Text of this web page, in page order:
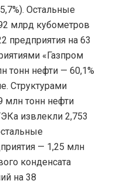
Остальные
млрд кубометров
предприятия на 63
«Газпром
тонн нефти — 60,1%
Структурами
млн тонн нефти
извлекли 2,753
— 1,25 млн
конденсата
на 38